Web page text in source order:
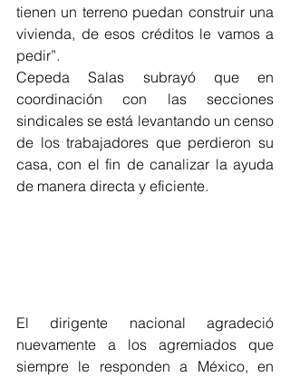
tienen un terreno puedan construir una
vivienda, de esos créditos le vamos a
pedir”.
Cepeda Salas subrayó que en
coordinación con las secciones
sindicales se está levantando un censo
de los trabajadores que perdieron su
casa, con el fin de canalizar la ayuda
de manera directa y eficiente.
El dirigente nacional agradeció
nuevamente a los agremiados que
siempre le responden a México, en